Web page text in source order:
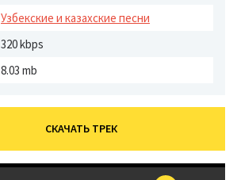
Узбекские и казахские песни
320 kbps
8.03 mb
СКАЧАТЬ ТРЕК